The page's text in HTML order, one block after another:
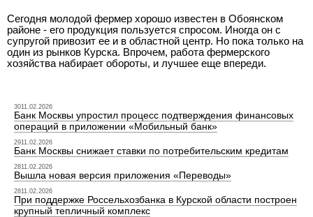
Сегодня молодой фермер хорошо известен в Обоянском
районе - его продукция пользуется спросом. Иногда он с
супругой привозит ее и в областной центр. Но пока только на
один из рынков Курска. Впрочем, работа фермерского
хозяйства набирает обороты, и лучшее еще впереди.
3011.02.2026
Банк Москвы упростил процесс подтверждения финансовых
операций в приложении «Мобильный банк»
2911.02.2026
Банк Москвы снижает ставки по потребительским кредитам
2811.02.2026
Вышла новая версия приложения «Переводы»
2811.02.2026
При поддержке Россельхозбанка в Курской области построен
крупный тепличный комплекс